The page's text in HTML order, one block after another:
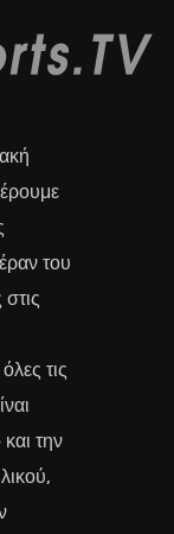
του
τις
την